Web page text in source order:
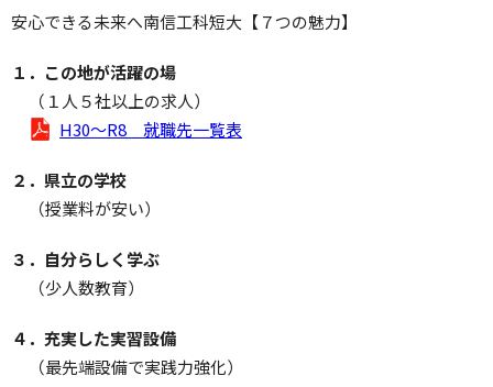
安心できる未来へ南信工科短大【７つの魅力】
１．この地が活躍の場
（１人５社以上の求人）
H30～R8 就職先一覧表
２．県立の学校
（授業料が安い）
３．自分らしく学ぶ
（少人数教育）
４．充実した実習設備
（最先端設備で実践力強化）